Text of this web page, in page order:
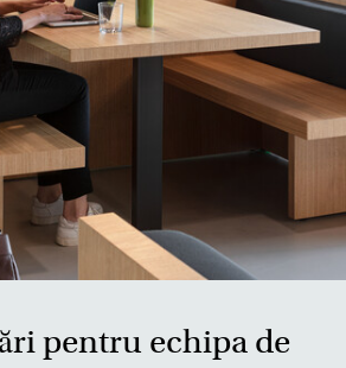
pentru echipa de